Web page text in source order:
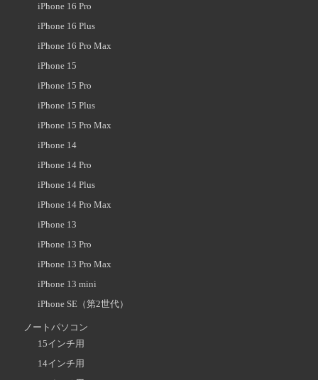
iPhone 16 Pro
iPhone 16 Plus
iPhone 16 Pro Max
iPhone 15
iPhone 15 Pro
iPhone 15 Plus
iPhone 15 Pro Max
iPhone 14
iPhone 14 Pro
iPhone 14 Plus
iPhone 14 Pro Max
iPhone 13
iPhone 13 Pro
iPhone 13 Pro Max
iPhone 13 mini
iPhone SE（第2世代）
ノートパソコン
15インチ用
14インチ用